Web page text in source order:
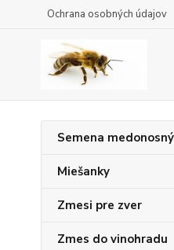
Ochrana osobných údajov
Semena
Miešanky
Zmesi pre zver
Zmes do vinohradu